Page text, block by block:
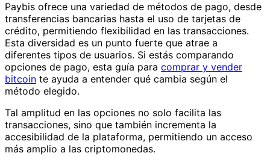
Paybis ofrece una variedad de métodos de pago, desde
transferencias bancarias hasta el uso de tarjetas de
crédito, permitiendo flexibilidad en las transacciones.
Esta diversidad es un punto fuerte que atrae a
diferentes tipos de usuarios. Si estás comparando
opciones de pago, esta guía para comprar y vender
bitcoin te ayuda a entender qué cambia según el
método elegido.
Tal amplitud en las opciones no solo facilita las
transacciones, sino que también incrementa la
accesibilidad de la plataforma, permitiendo un acceso
más amplio a las criptomonedas.